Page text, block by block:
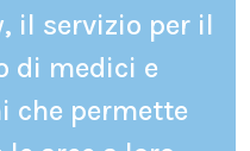
il servizio per il
di medici e
che permette